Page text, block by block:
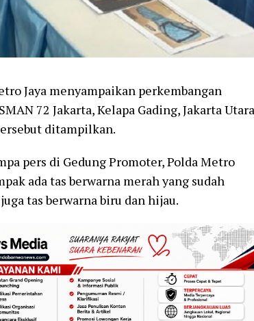
Jaya menyampaikan perkembangan
72 Jakarta, Kelapa Gading, Jakarta
ditampilkan.
pers di Gedung Promoter, Polda Metro
ada tas berwarna merah yang sudah
tas berwarna biru dan hijau.